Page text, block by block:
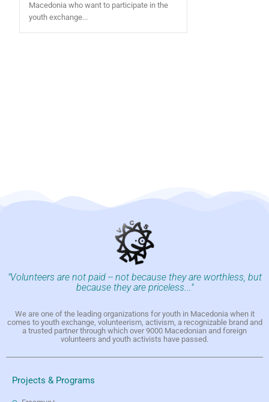
Macedonia who want to participate in the
youth exchange...
"Volunteers are not paid -- not because they are worthless, but
because they are priceless..."
We are one of the leading organizations for youth in Macedonia when it
comes to youth exchange, volunteerism, activism, a recognizable brand and
a trusted partner through which over 9000 Macedonian and foreign
volunteers and youth activists have passed.
Projects & Programs